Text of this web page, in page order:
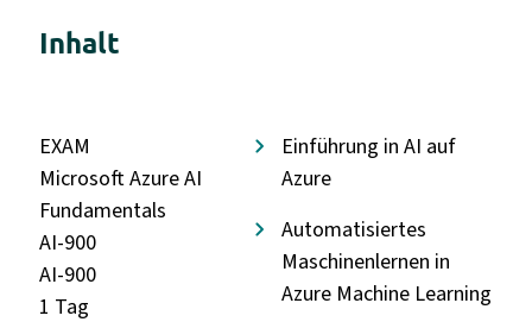
Inhalt
EXAM
Microsoft Azure AI
Fundamentals
AI-900
AI-900
1 Tag
Einführung in AI auf
Azure
Automatisiertes
Maschinenlernen in
Azure Machine Learning